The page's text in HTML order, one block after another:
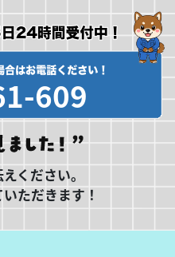
609
ください。
ただきます！